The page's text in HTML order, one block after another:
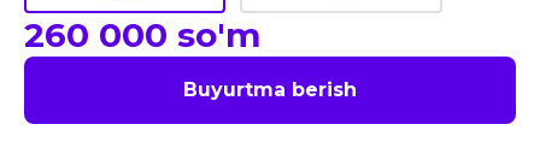
260 000 so'm
Buyurtma berish